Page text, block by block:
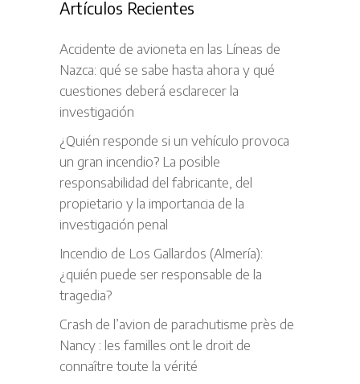
Artículos Recientes
Accidente de avioneta en las Líneas de
Nazca: qué se sabe hasta ahora y qué
cuestiones deberá esclarecer la
investigación
¿Quién responde si un vehículo provoca
un gran incendio? La posible
responsabilidad del fabricante, del
propietario y la importancia de la
investigación penal
Incendio de Los Gallardos (Almería):
¿quién puede ser responsable de la
tragedia?
Crash de l’avion de parachutisme près de
Nancy : les familles ont le droit de
connaître toute la vérité